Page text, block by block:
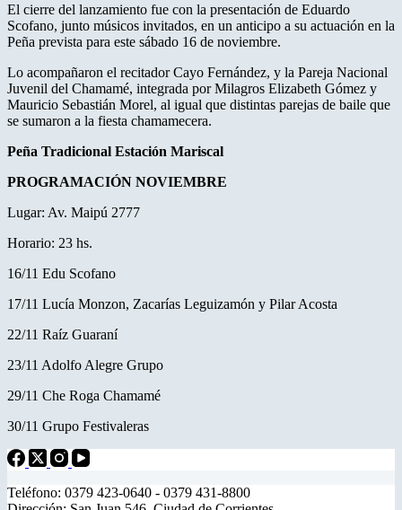
El cierre del lanzamiento fue con la presentación de Eduardo
Scofano, junto músicos invitados, en un anticipo a su actuación en la
Peña prevista para este sábado 16 de noviembre.
Lo acompañaron el recitador Cayo Fernández, y la Pareja Nacional
Juvenil del Chamamé, integrada por Milagros Elizabeth Gómez y
Mauricio Sebastián Morel, al igual que distintas parejas de baile que
se sumaron a la fiesta chamamecera.
Peña Tradicional Estación Mariscal
PROGRAMACIÓN NOVIEMBRE
Lugar: Av. Maipú 2777
Horario: 23 hs.
16/11 Edu Scofano
17/11 Lucía Monzon, Zacarías Leguizamón y Pilar Acosta
22/11 Raíz Guaraní
23/11 Adolfo Alegre Grupo
29/11 Che Roga Chamamé
30/11 Grupo Festivaleras
Teléfono: 0379 423-0640 - 0379 431-8800